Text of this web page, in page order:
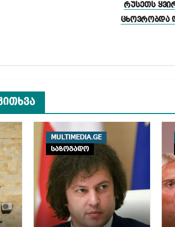
რუსეთს
ცხოვრობდა
MULTIMEDIA.GE
საზოგადო